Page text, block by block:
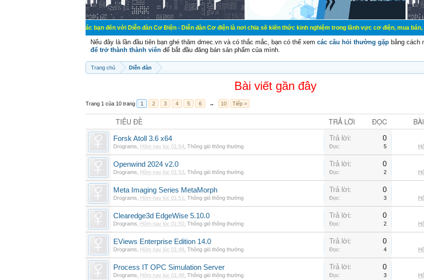
Chào mừng các bạn đến với Diễn đàn Cơ Điện - Diễn đàn Cơ điện là nơi chia sẽ kiến thức kinh nghiệm trong lãnh vực cơ điện, mua bán, ký gửi,
Nếu đây là lần đầu tiên bạn ghé thăm dmec.vn và có thắc mắc, bạn có thể xem các câu hỏi thường gặp bằng cách
để trở thành thành viên để bắt đầu đăng bán sản phẩm của mình.
Trang chủ Diễn đàn
Bài viết gần đây
Trang 1 của 10 trang 1 2 3 4 5 6 → 10 Tiếp >
TIÊU ĐỀ TRẢ LỜI ĐỌC
Forsk Atoll 3.6 x64
Drograms Hôm nay lúc 01:54 Thông gió thông thường
Trả lời: 0
Đọc: 5
Openwind 2024 v2.0
Drograms Hôm nay lúc 01:53 Thông gió thông thường
Trả lời: 0
Đọc: 2
Meta Imaging Series MetaMorph
Drograms Hôm nay lúc 01:51 Thông gió thông thường
Trả lời: 0
Đọc: 3
Clearedge3d EdgeWise 5.10.0
Drograms Hôm nay lúc 01:50 Thông gió thông thường
Trả lời: 0
Đọc: 2
EViews Enterprise Edition 14.0
Drograms Hôm nay lúc 01:48 Thông gió thông thường
Trả lời: 0
Đọc: 4
Process IT OPC Simulation Server
Drograms Hôm nay lúc 01:48 Thông gió thông thường
Trả lời: 0
Đọc: 3